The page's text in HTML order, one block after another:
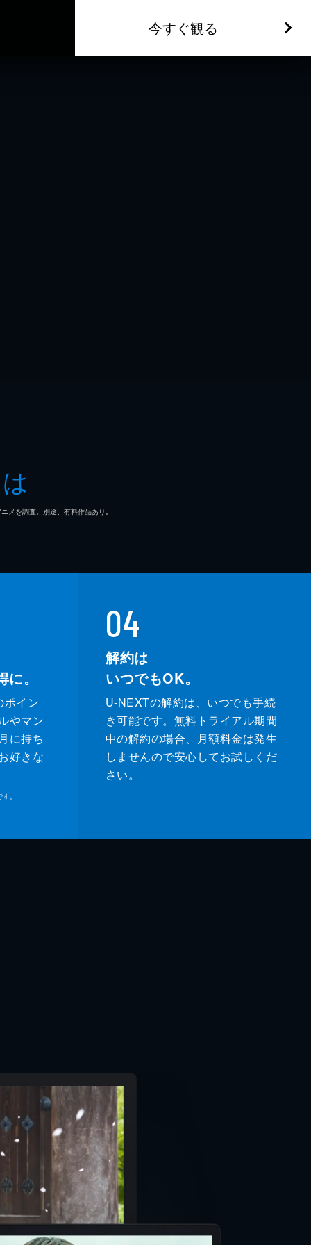
今すぐ観る
を調査。別途、有料作品あり。
。
ポイン
やマン
に持ち
好きな
。
04
解約は
いつでもOK。
U-NEXTの解約は、いつでも手続
き可能です。無料トライアル期間
中の解約の場合、月額料金は発生
しませんので安心してお試しくだ
さい。